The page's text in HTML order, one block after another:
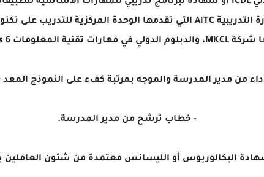
من مدير المدرسة والموجه بمرتبة كفء على النموذج المعد
- خطاب ترشح من مدير المدرسة.
البكالوريوس أو الليسانس معتمدة من شئون العاملين